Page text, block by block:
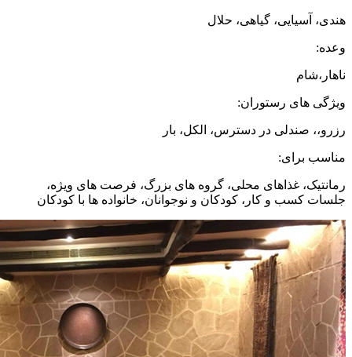
هندی، آسیایی، گیاهی، حلال
وعده:
ناهار،شام
ویژگی های رستوران:
رزرو،، صندلی در دسترس، الکل، بار
مناسب برای:
رمانتیک، غذاهای محلی، گروه های بزرگ، فرصت های ویژه،
جلسات کسب و کار، کودکان و نوجوانان، خانواده ها با کودکان